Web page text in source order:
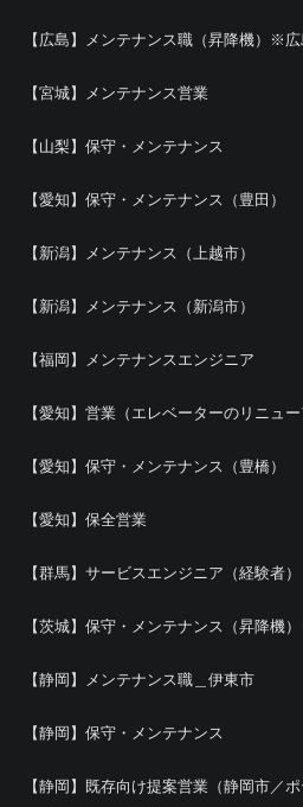
【広島】メンテナンス職（昇降機）※
【宮城】メンテナンス営業
【山梨】保守・メンテナンス
【愛知】保守・メンテナンス（豊田）
【新潟】メンテナンス（上越市）
【新潟】メンテナンス（新潟市）
【福岡】メンテナンスエンジニア
【愛知】営業（エレベーターのリニュー
【愛知】保守・メンテナンス（豊橋）
【愛知】保全営業
【群馬】サービスエンジニア（経験者）
【茨城】保守・メンテナンス（昇降機
【静岡】メンテナンス職＿伊東市
【静岡】保守・メンテナンス
【静岡】既存向け提案営業（静岡市／ポ